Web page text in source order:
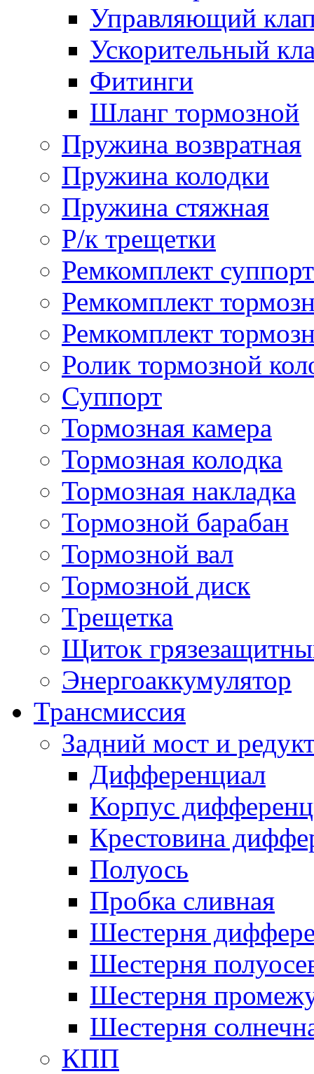
Управляющий
Ускорительный
Фитинги
Шланг тормозной
Пружина возвратная
Пружина колодки
Пружина стяжная
Р/к трещетки
Ремкомплект
Ремкомплект
Ремкомплект
Ролик тормозной
Суппорт
Тормозная камера
Тормозная колодка
Тормозная накладка
Тормозной барабан
Тормозной вал
Тормозной диск
Трещетка
Щиток
Энергоаккумулятор
Трансмиссия
Задний мост и
Дифференциал
Корпус
Крестовина
Полуось
Пробка сливная
Шестерня
Шестерня
Шестерня
Шестерня
КПП